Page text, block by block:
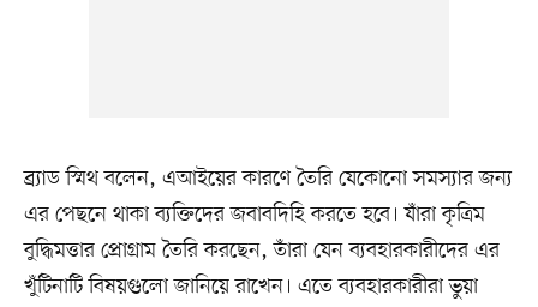
ব্র্যাড স্মিথ বলেন, এআইয়ের কারণে তৈরি যেকোনো সমস্যার জন্য
এর পেছনে থাকা ব্যক্তিদের জবাবদিহি করতে হবে। যাঁরা কৃত্রিম
বুদ্ধিমত্তার প্রোগ্রাম তৈরি করছেন, তাঁরা যেন ব্যবহারকারীদের এর
খুঁটিনাটি বিষয়গুলো জানিয়ে রাখেন। এতে ব্যবহারকারীরা ভুয়া